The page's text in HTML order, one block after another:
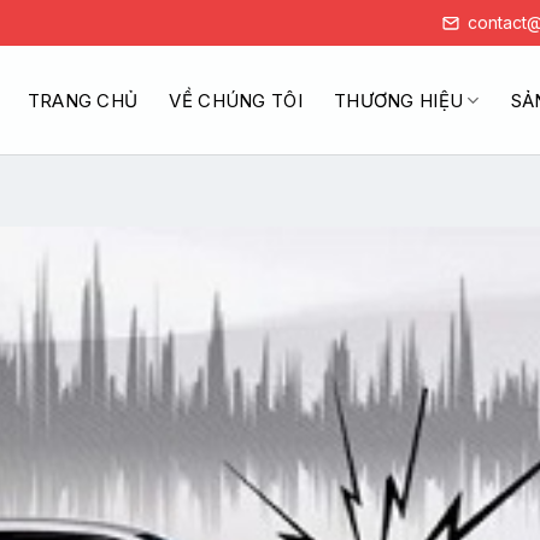
TRANG CHỦ VỀ CHÚNG TÔI THƯƠNG HIỆU